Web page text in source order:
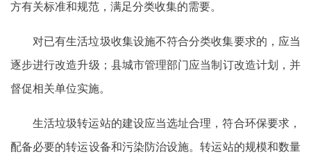
方有关标准和规范，满足分类收集的需要。
对已有生活垃圾收集设施不符合分类收集要求的，应当
逐步进行改造升级；县城市管理部门应当制订改造计划，并
督促相关单位实施。
生活垃圾转运站的建设应当选址合理，符合环保要求，
配备必要的转运设备和污染防治设施。转运站的规模和数量